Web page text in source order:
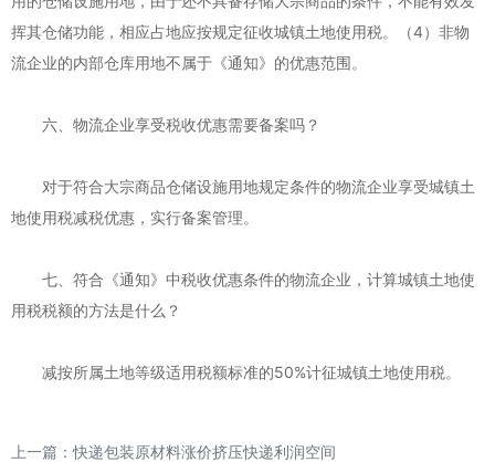
挥其仓储功能，相应占地应按规定征收城镇土地使用税。（4）非物
流企业的内部仓库用地不属于《通知》的优惠范围。
六、物流企业享受税收优惠需要备案吗？
对于符合大宗商品仓储设施用地规定条件的物流企业享受城镇土
地使用税减税优惠，实行备案管理。
七、符合《通知》中税收优惠条件的物流企业，计算城镇土地使
用税税额的方法是什么？
减按所属土地等级适用税额标准的50%计征城镇土地使用税。
上一篇：快递包装原材料涨价挤压快递利润空间